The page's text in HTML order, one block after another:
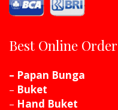
Best Online Order
– Papan Bunga
– Buket
– Hand Buket